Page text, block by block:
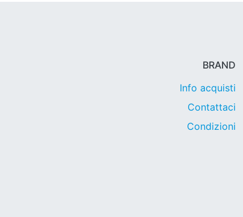
BRAND
Info acquisti
Contattaci
Condizioni